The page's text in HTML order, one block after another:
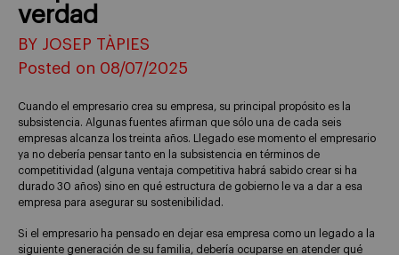
verdad
BY JOSEP TÀPIES
Posted on 08/07/2025
Cuando el empresario crea su empresa, su principal propósito es la
subsistencia. Algunas fuentes afirman que sólo una de cada seis
empresas alcanza los treinta años. Llegado ese momento el empresario
ya no debería pensar tanto en la subsistencia en términos de
competitividad (alguna ventaja competitiva habrá sabido crear si ha
durado 30 años) sino en qué estructura de gobierno le va a dar a esa
empresa para asegurar su sostenibilidad.
Si el empresario ha pensado en dejar esa empresa como un legado a la
siguiente generación de su familia, debería ocuparse en atender qué